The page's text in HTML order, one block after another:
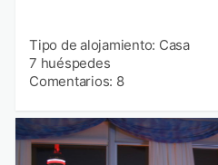
Tipo de alojamiento: Casa
7 huéspedes
Comentarios: 8